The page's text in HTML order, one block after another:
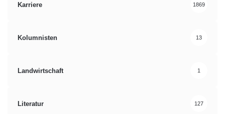
Karriere 1869
Kolumnisten 13
Landwirtschaft 1
Literatur 127